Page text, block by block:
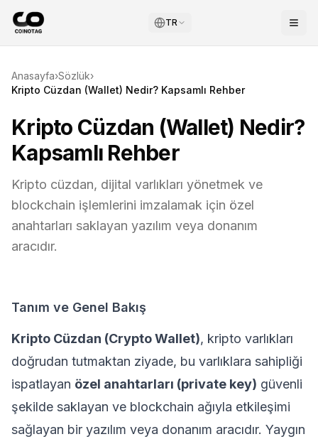
TR
Anasayfa›Sözlük›
Kripto Cüzdan (Wallet) Nedir? Kapsamlı Rehber
Kripto Cüzdan (Wallet) Nedir?
Kapsamlı Rehber
Kripto cüzdan, dijital varlıkları yönetmek ve
blockchain işlemlerini imzalamak için özel
anahtarları saklayan yazılım veya donanım
aracıdır.
Tanım ve Genel Bakış
Kripto Cüzdan (Crypto Wallet), kripto varlıkları
doğrudan tutmaktan ziyade, bu varlıklara sahipliği
ispatlayan özel anahtarları (private key) güvenli
şekilde saklayan ve blockchain ağıyla etkileşimi
sağlayan bir yazılım veya donanım aracıdır. Yaygın